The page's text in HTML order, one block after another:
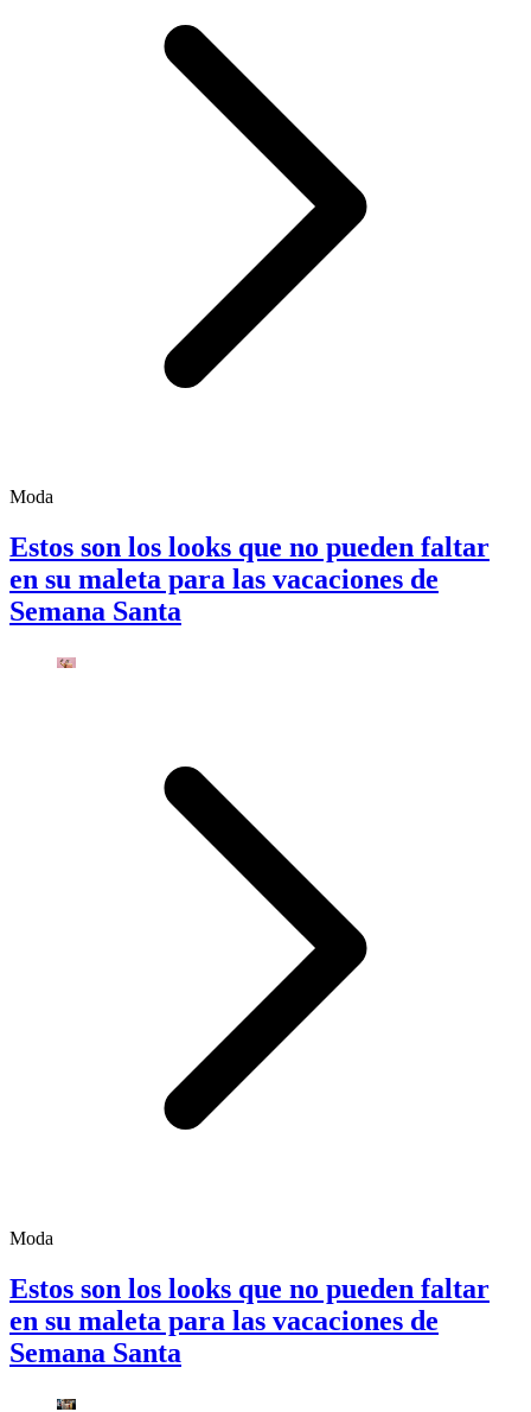
Moda
Estos son los looks que no pueden faltar
en su maleta para las vacaciones de
Semana Santa
Moda
Estos son los looks que no pueden faltar
en su maleta para las vacaciones de
Semana Santa